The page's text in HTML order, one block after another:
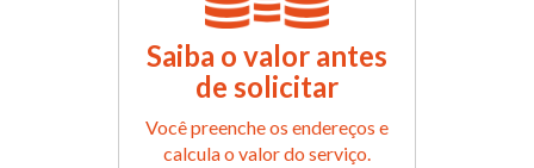
Saiba o valor antes
de solicitar
Você preenche os endereços e
calcula o valor do serviço.